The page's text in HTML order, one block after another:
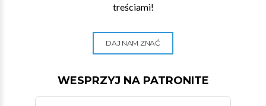
treściami!
DAJ NAM ZNAĆ
WESPRZYJ NA PATRONITE